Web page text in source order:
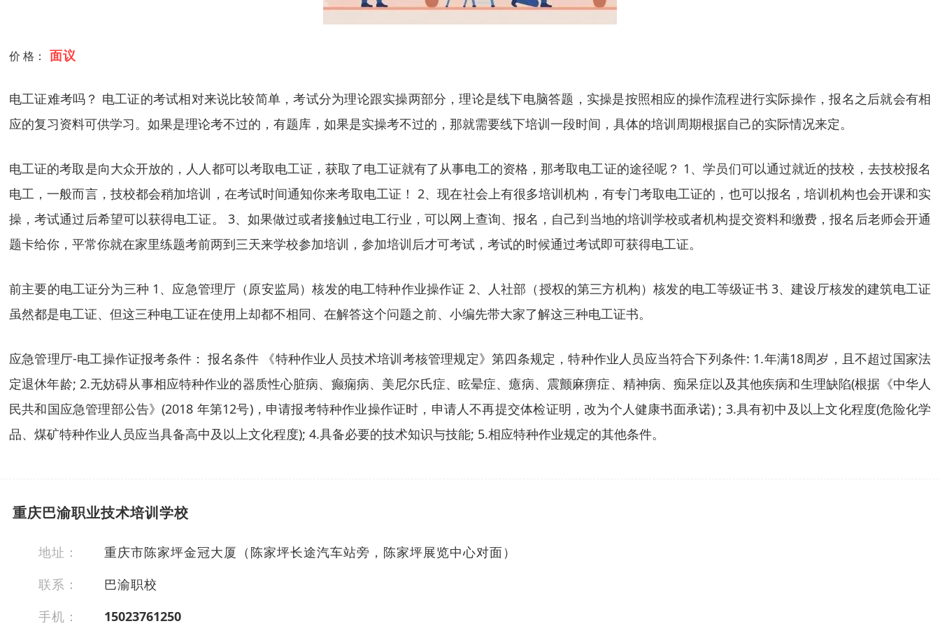
价 格： 面议
电工证难考吗？ 电工证的考试相对来说比较简单，考试分为理论跟实操两部分，理论是线下电脑答题，实操是按照相应的操作流程进行实际操作，报名之后就会有相
应的复习资料可供学习。如果是理论考不过的，有题库，如果是实操考不过的，那就需要线下培训一段时间，具体的培训周期根据自己的实际情况来定。
电工证的考取是向大众开放的，人人都可以考取电工证，获取了电工证就有了从事电工的资格，那考取电工证的途径呢？ 1、学员们可以通过就近的技校，去技校报名
电工，一般而言，技校都会稍加培训，在考试时间通知你来考取电工证！ 2、现在社会上有很多培训机构，有专门考取电工证的，也可以报名，培训机构也会开课和实
操，考试通过后希望可以获得电工证。 3、如果做过或者接触过电工行业，可以网上查询、报名，自己到当地的培训学校或者机构提交资料和缴费，报名后老师会开通
题卡给你，平常你就在家里练题考前两到三天来学校参加培训，参加培训后才可考试，考试的时候通过考试即可获得电工证。
前主要的电工证分为三种 1、应急管理厅（原安监局）核发的电工特种作业操作证 2、人社部（授权的第三方机构）核发的电工等级证书 3、建设厅核发的建筑电工证
虽然都是电工证、但这三种电工证在使用上却都不相同、在解答这个问题之前、小编先带大家了解这三种电工证书。
应急管理厅-电工操作证报考条件： 报名条件 《特种作业人员技术培训考核管理规定》第四条规定，特种作业人员应当符合下列条件: 1.年满18周岁，且不超过国家法
定退休年龄; 2.无妨碍从事相应特种作业的器质性心脏病、癫痫病、美尼尔氏症、眩晕症、癔病、震颤麻痹症、精神病、痴呆症以及其他疾病和生理缺陷(根据《中华人
民共和国应急管理部公告》(2018 年第12号)，申请报考特种作业操作证时，申请人不再提交体检证明，改为个人健康书面承诺) ; 3.具有初中及以上文化程度(危险化学
品、煤矿特种作业人员应当具备高中及以上文化程度); 4.具备必要的技术知识与技能; 5.相应特种作业规定的其他条件。
重庆巴渝职业技术培训学校
地址：
重庆市陈家坪金冠大厦（陈家坪长途汽车站旁，陈家坪展览中心对面）
联系：
巴渝职校
手机：
15023761250